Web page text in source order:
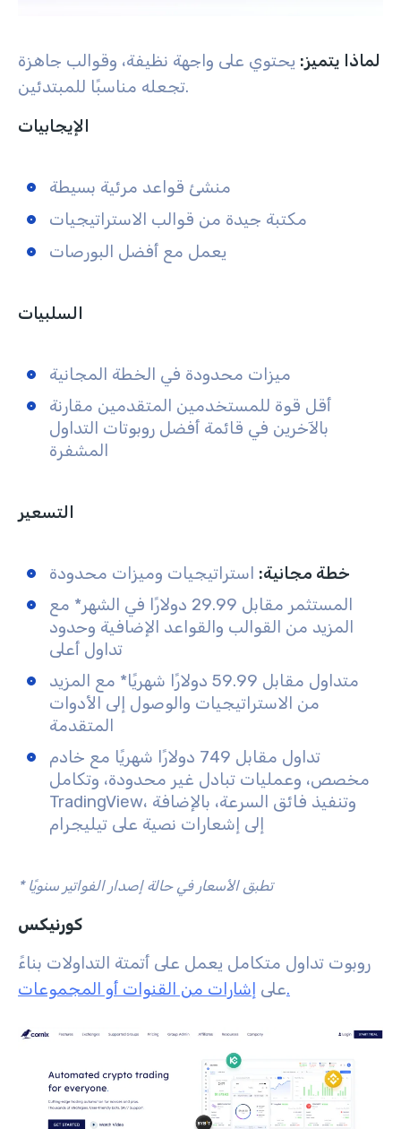
لماذا يتميز: يحتوي على واجهة نظيفة، وقوالب جاهزة
تجعله مناسبًا للمبتدئين.
الإيجابيات
منشئ قواعد مرئية بسيطة
مكتبة جيدة من قوالب الاستراتيجيات
يعمل مع أفضل البورصات
السلبيات
ميزات محدودة في الخطة المجانية
أقل قوة للمستخدمين المتقدمين مقارنة
بالآخرين في قائمة أفضل روبوتات التداول
المشفرة
التسعير
خطة مجانية: استراتيجيات وميزات محدودة
المستثمر مقابل 29.99 دولارًا في الشهر* مع
المزيد من القوالب والقواعد الإضافية وحدود
تداول أعلى
متداول مقابل 59.99 دولارًا شهريًا* مع المزيد
من الاستراتيجيات والوصول إلى الأدوات
المتقدمة
تداول مقابل 749 دولارًا شهريًا مع خادم
مخصص، وعمليات تبادل غير محدودة، وتكامل
TradingView، وتنفيذ فائق السرعة، بالإضافة
إلى إشعارات نصية على تيليجرام
* تطبق الأسعار في حالة إصدار الفواتير سنويًا
كورنيكس
روبوت تداول متكامل يعمل على أتمتة التداولات بناءً
علىإشارات من القنوات أو المجموعات.